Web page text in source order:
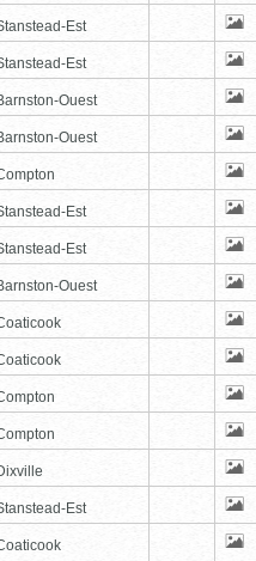
Est
Est
Ouest
Ouest
Est
Est
Ouest
Est